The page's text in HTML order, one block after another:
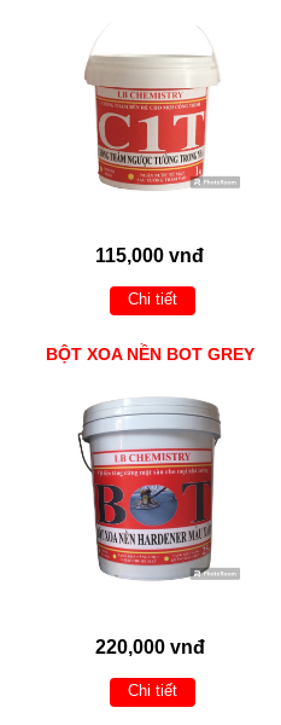
115,000 vnđ
Chi tiết
BỘT XOA NỀN BOT GREY
220,000 vnđ
Chi tiết